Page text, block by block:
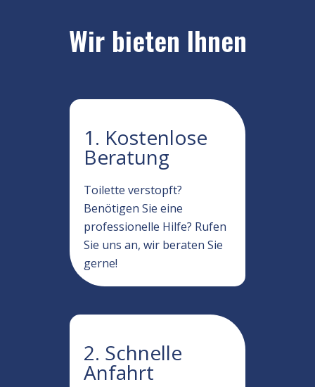
Wir bieten Ihnen
1. Kostenlose
Beratung
Toilette verstopft?
Benötigen Sie eine
professionelle Hilfe? Rufen
Sie uns an, wir beraten Sie
gerne!
2. Schnelle
Anfahrt